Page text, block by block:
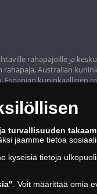
rahapajoille ja
Australian
kuninkaallinen
turvallisuuden
jaamme tietoa
kyseisiä tietoja
. Voit määrittää omia